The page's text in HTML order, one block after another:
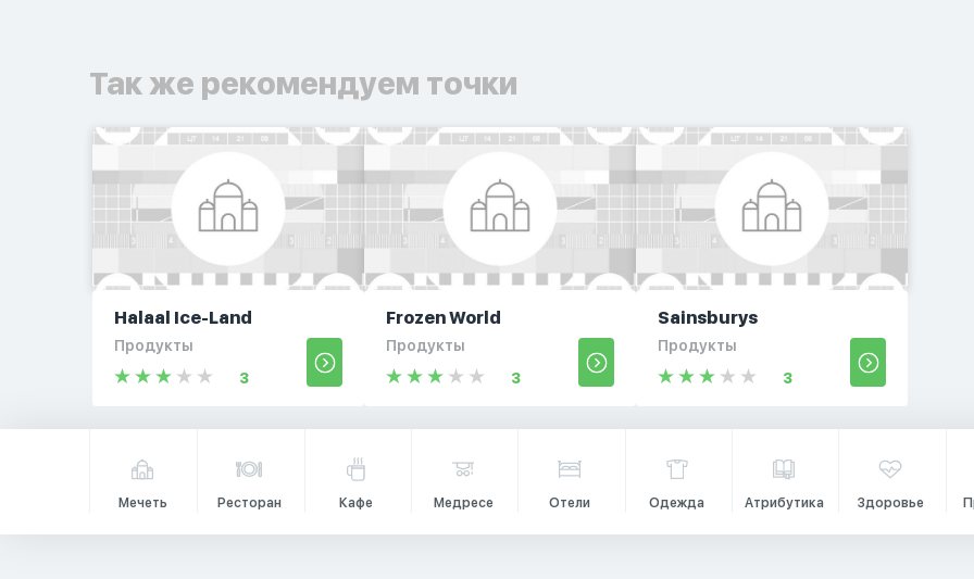
Так же рекомендуем точки
Halaal Ice-Land
Продукты
3
Frozen World
Продукты
3
Sainsburys
Продукты
3
Мечеть Ресторан Кафе Медресе Отели Одежда Атрибутика Здоровье